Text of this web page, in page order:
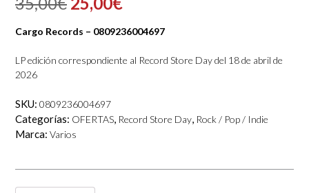
precio
35,00€.
precio
Cargo Records – 0809236004697
LP edición correspondiente al Record Store Day del 18 de abril de
2026
SKU: 0809236004697
Categorías: OFERTAS, Record Store Day, Rock / Pop / Indie
Marca: Varios